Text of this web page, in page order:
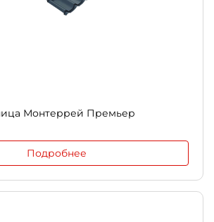
Монтеррей Премьер
Подробнее